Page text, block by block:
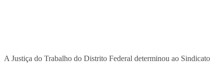
A Justiça do Trabalho do Distrito Federal determinou ao Sindicato